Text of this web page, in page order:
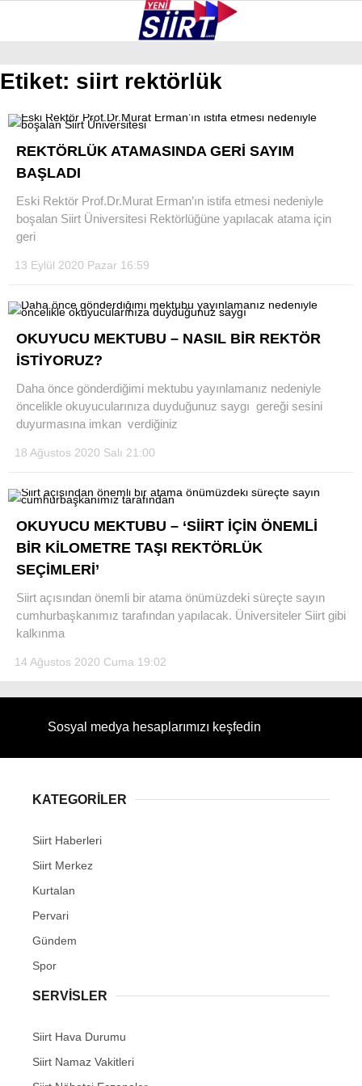
Facebook
Instagram
GALERİ VİDEO YAZARLAR
KURTALAN
ERUH
BAYKAN
PERVARI
ŞIRVAN
NÖBETÇI ECZANELER
Etiket: siirt rektörlük
REKTÖRLÜK ATAMASINDA GERİ SAYIM
BAŞLADI
Eski Rektör Prof.Dr.Murat Erman’ın istifa etmesi nedeniyle
boşalan Siirt Üniversitesi Rektörlüğüne yapılacak atama için
geri
13 Eylül 2020 Pazar 16:59
OKUYUCU MEKTUBU – NASIL BİR REKTÖR
İSTİYORUZ?
Daha önce gönderdiğimi mektubu yayınlamanız nedeniyle
öncelikle okuyucularınıza duyduğunuz saygı gereği sesini
duyurmasına imkan verdiğiniz
18 Ağustos 2020 Salı 21:00
OKUYUCU MEKTUBU – ‘SİİRT İÇİN ÖNEMLİ
BİR KİLOMETRE TAŞI REKTÖRLÜK
SEÇİMLERİ’
Siirt açısından önemli bir atama önümüzdeki süreçte sayın
cumhurbaşkanımız tarafından yapılacak. Üniversiteler Siirt gibi
kalkınma
14 Ağustos 2020 Cuma 19:02
Sosyal medya hesaplarımızı keşfedin
KATEGORİLER
Siirt Haberleri
Siirt Merkez
Kurtalan
Pervari
Gündem
Spor
SERVİSLER
Siirt Hava Durumu
Siirt Namaz Vakitleri